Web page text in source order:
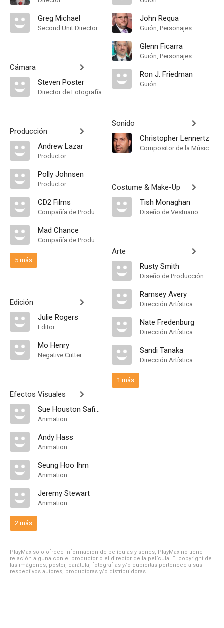
Greg Michael
Second Unit Director
Cámara
Steven Poster
Director de Fotografía
Producción
Andrew Lazar
Productor
Polly Johnsen
Productor
CD2 Films
Compañía de Produccion
Mad Chance
Compañía de Produccion
5 más
Edición
Julie Rogers
Editor
Mo Henry
Negative Cutter
Efectos Visuales
Sue Houston Safianoff
Animation
Andy Hass
Animation
Seung Hoo Ihm
Animation
Jeremy Stewart
Animation
2 más
John Requa
Guión, Personajes
Glenn Ficarra
Guión, Personajes
Ron J. Friedman
Guión
Sonido
Christopher Lennertz
Compositor de la Música Original
Costume & Make-Up
Tish Monaghan
Diseño de Vestuario
Arte
Rusty Smith
Diseño de Producción
Ramsey Avery
Dirección Artística
Nate Fredenburg
Dirección Artística
Sandi Tanaka
Dirección Artística
1 más
PlayMax solo ofrece información de películas y series, PlayMax no tiene
relación alguna con el productor o el director de la película. El copyright de
las imágenes, póster, carátula, fotografías y/o cubiertas pertenece a sus
respectivos autores, productoras y/o distribuidoras.